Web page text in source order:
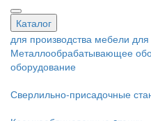
Каталог
для производства мебели для
Металлообрабатывающее
оборудование
Сверлильно-присадочные